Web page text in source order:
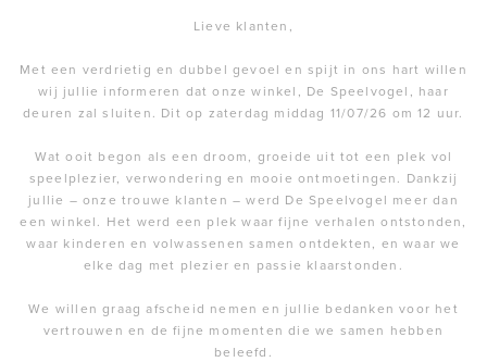
Lieve klanten,
Met een verdrietig en dubbel gevoel en spijt in ons hart willen
wij jullie informeren dat onze winkel, De Speelvogel, haar
deuren zal sluiten. Dit op zaterdag middag 11/07/26 om 12 uur.
Wat ooit begon als een droom, groeide uit tot een plek vol
speelplezier, verwondering en mooie ontmoetingen. Dankzij
jullie – onze trouwe klanten – werd De Speelvogel meer dan
een winkel. Het werd een plek waar fijne verhalen ontstonden,
waar kinderen en volwassenen samen ontdekten, en waar we
elke dag met plezier en passie klaarstonden.
We willen graag afscheid nemen en jullie bedanken voor het
vertrouwen en de fijne momenten die we samen hebben
beleefd.